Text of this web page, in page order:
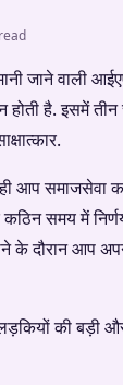
जाने वाली
होती है. इसमें
आप
समय में
के दौरान
की बड़ी